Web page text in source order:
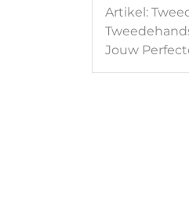
Artikel:
Jouw